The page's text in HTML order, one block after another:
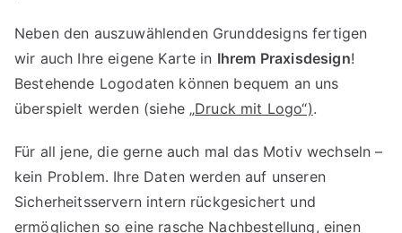
Neben den auszuwählenden Grunddesigns fertigen
wir auch Ihre eigene Karte in Ihrem Praxisdesign!
Bestehende Logodaten können bequem an uns
überspielt werden (siehe „Druck mit Logo“).
Für all jene, die gerne auch mal das Motiv wechseln –
kein Problem. Ihre Daten werden auf unseren
Sicherheitsservern intern rückgesichert und
ermöglichen so eine rasche Nachbestellung, einen